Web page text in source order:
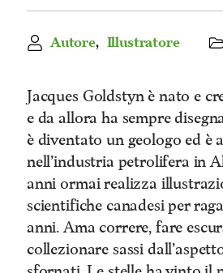
Autore, Illustratore
Jacques Goldstyn è nato e
e da allora ha sempre
è diventato un geologo ed è
nell’industria petrolifera in
anni ormai realizza
scientifiche canadesi per
anni. Ama correre, fare
collezionare sassi